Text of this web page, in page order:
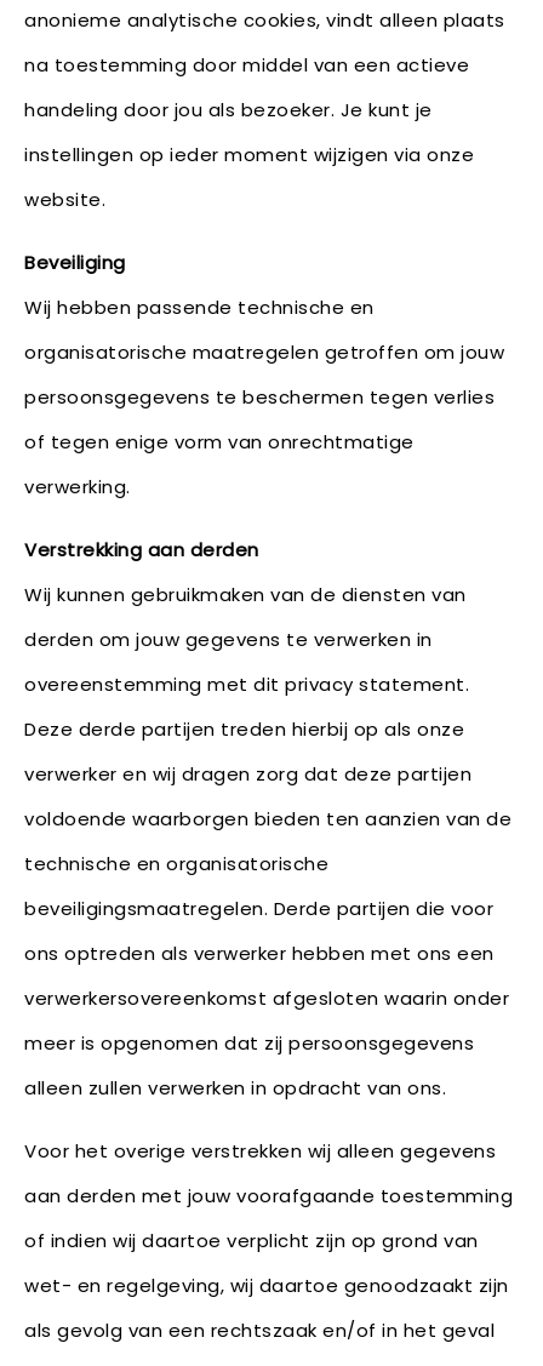
anonieme analytische cookies, vindt alleen plaats
na toestemming door middel van een actieve
handeling door jou als bezoeker. Je kunt je
instellingen op ieder moment wijzigen via onze
website.
Beveiliging
Wij hebben passende technische en
organisatorische maatregelen getroffen om jouw
persoonsgegevens te beschermen tegen verlies
of tegen enige vorm van onrechtmatige
verwerking.
Verstrekking aan derden
Wij kunnen gebruikmaken van de diensten van
derden om jouw gegevens te verwerken in
overeenstemming met dit privacy statement.
Deze derde partijen treden hierbij op als onze
verwerker en wij dragen zorg dat deze partijen
voldoende waarborgen bieden ten aanzien van de
technische en organisatorische
beveiligingsmaatregelen. Derde partijen die voor
ons optreden als verwerker hebben met ons een
verwerkersovereenkomst afgesloten waarin onder
meer is opgenomen dat zij persoonsgegevens
alleen zullen verwerken in opdracht van ons.
Voor het overige verstrekken wij alleen gegevens
aan derden met jouw voorafgaande toestemming
of indien wij daartoe verplicht zijn op grond van
wet- en regelgeving, wij daartoe genoodzaakt zijn
als gevolg van een rechtszaak en/of in het geval